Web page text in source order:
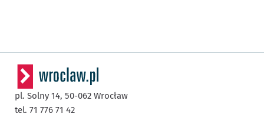
pl. Solny 14, 50-062 Wrocław
tel. 71 776 71 42